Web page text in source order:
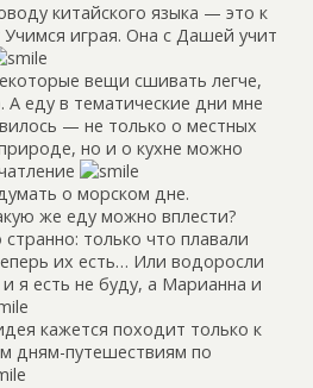
китайского языка — это к
играя. Она с Дашей учит
вещи сшивать легче,
А еду в тематические дни мне
— не только о местных
но и о кухне можно
о морском дне.
же еду можно вплести?
только что плавали
их есть… Или водоросли
я есть не буду, а Марианна и
кажется походит только к
дням-путешествиям по